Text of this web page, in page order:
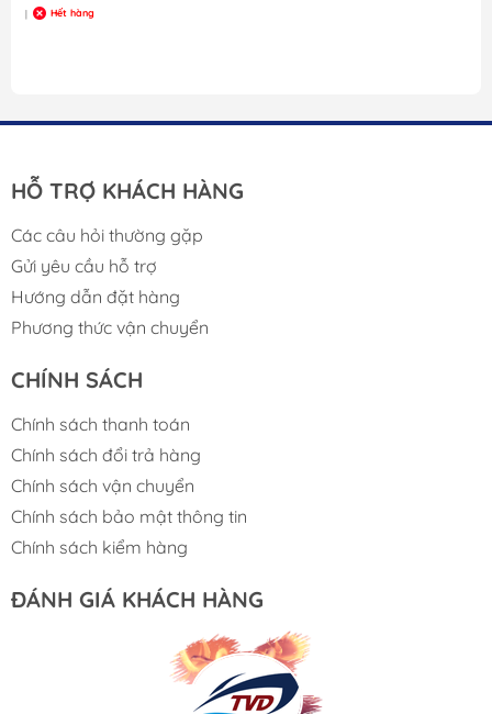
| Hết hàng
HỖ TRỢ KHÁCH HÀNG
Các câu hỏi thường gặp
Gửi yêu cầu hỗ trợ
Hướng dẫn đặt hàng
Phương thức vận chuyển
CHÍNH SÁCH
Chính sách thanh toán
Chính sách đổi trả hàng
Chính sách vận chuyển
Chính sách bảo mật thông tin
Chính sách kiểm hàng
ĐÁNH GIÁ KHÁCH HÀNG